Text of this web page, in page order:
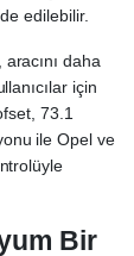
edilebilir.
, aracını daha
için
73.1
ile Opel ve
Bir